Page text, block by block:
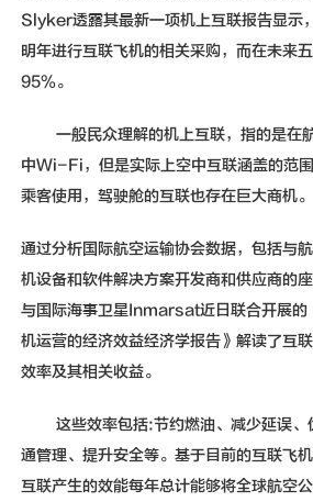
Slyker透露其最新一项机上互联报告显示
明年进行互联飞机的相关采购，而在未来
95%。
一般民众理解的机上互联，指的是在航班运行过程中使用的空
中Wi-Fi，但是实际上空中互联涵盖的范
乘客使用，驾驶舱的互联也存在巨大商机。
通过分析国际航空运输协会数据，包括与航空公司、监管机构、飞
机设备和软件解决方案开发商和供应商的
与国际海事卫星Inmarsat近日联合开展的
机运营的经济效益经济学报告》解读了互
效率及其相关收益。
这些效率包括:节约燃油、减少延误、优化维护、强化空中交
通管理、提升安全等。基于目前的互联飞
互联产生的效能每年总计能够将全球航空